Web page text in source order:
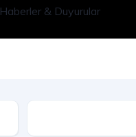
Haberler & Duyurular